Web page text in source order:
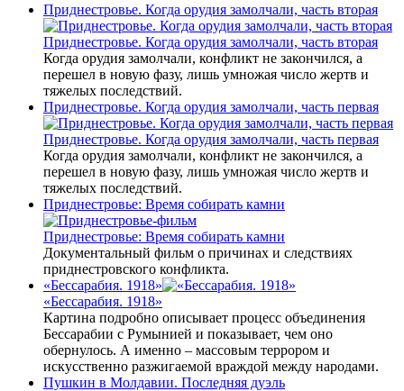
Приднестровье. Когда орудия замолчали, часть вторая
Приднестровье. Когда орудия замолчали, часть вторая
Когда орудия замолчали, конфликт не закончился, а
перешел в новую фазу, лишь умножая число жертв и
тяжелых последствий.
Приднестровье. Когда орудия замолчали, часть первая
Приднестровье. Когда орудия замолчали, часть первая
Когда орудия замолчали, конфликт не закончился, а
перешел в новую фазу, лишь умножая число жертв и
тяжелых последствий.
Приднестровье: Время собирать камни
Приднестровье: Время собирать камни
Документальный фильм о причинах и следствиях
приднестровского конфликта.
«Бессарабия. 1918»
«Бессарабия. 1918»
Картина подробно описывает процесс объединения
Бессарабии с Румынией и показывает, чем оно
обернулось. А именно – массовым террором и
искусственно разжигаемой враждой между народами.
Пушкин в Молдавии. Последняя дуэль